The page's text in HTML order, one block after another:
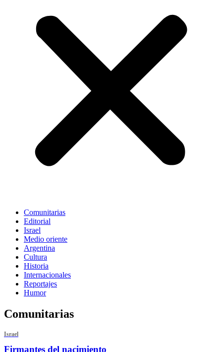
Comunitarias
Editorial
Israel
Medio oriente
Argentina
Cultura
Historia
Internacionales
Reportajes
Humor
Comunitarias
Israel
Firmantes del nacimiento